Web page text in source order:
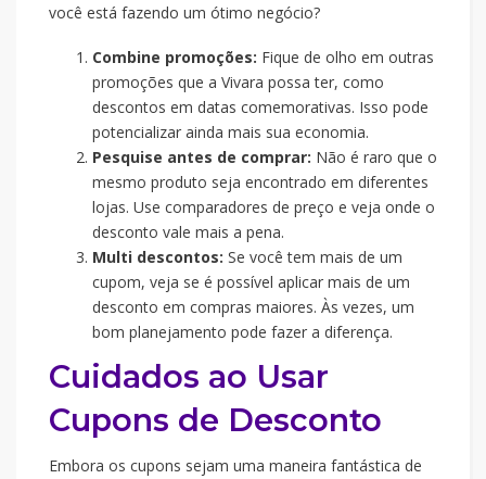
você está fazendo um ótimo negócio?
Combine promoções: Fique de olho em outras
promoções que a Vivara possa ter, como
descontos em datas comemorativas. Isso pode
potencializar ainda mais sua economia.
Pesquise antes de comprar: Não é raro que o
mesmo produto seja encontrado em diferentes
lojas. Use comparadores de preço e veja onde o
desconto vale mais a pena.
Multi descontos: Se você tem mais de um
cupom, veja se é possível aplicar mais de um
desconto em compras maiores. Às vezes, um
bom planejamento pode fazer a diferença.
Cuidados ao Usar
Cupons de Desconto
Embora os cupons sejam uma maneira fantástica de